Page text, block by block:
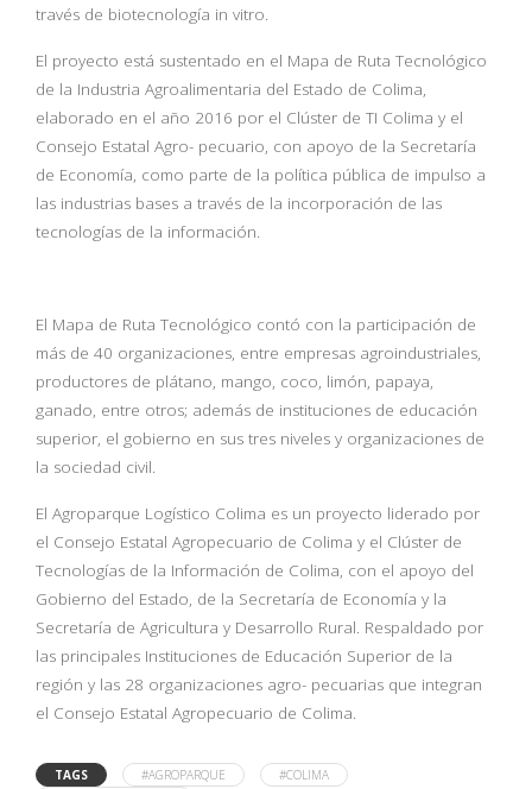
través de biotecnología in vitro.
El proyecto está sustentado en el Mapa de Ruta Tecnológico
de la Industria Agroalimentaria del Estado de Colima,
elaborado en el año 2016 por el Clúster de TI Colima y el
Consejo Estatal Agro- pecuario, con apoyo de la Secretaría
de Economía, como parte de la política pública de impulso a
las industrias bases a través de la incorporación de las
tecnologías de la información.
El Mapa de Ruta Tecnológico contó con la participación de
más de 40 organizaciones, entre empresas agroindustriales,
productores de plátano, mango, coco, limón, papaya,
ganado, entre otros; además de instituciones de educación
superior, el gobierno en sus tres niveles y organizaciones de
la sociedad civil.
El Agroparque Logístico Colima es un proyecto liderado por
el Consejo Estatal Agropecuario de Colima y el Clúster de
Tecnologías de la Información de Colima, con el apoyo del
Gobierno del Estado, de la Secretaría de Economía y la
Secretaría de Agricultura y Desarrollo Rural. Respaldado por
las principales Instituciones de Educación Superior de la
región y las 28 organizaciones agro- pecuarias que integran
el Consejo Estatal Agropecuario de Colima.
TAGS #AGROPARQUE
#COLIMA